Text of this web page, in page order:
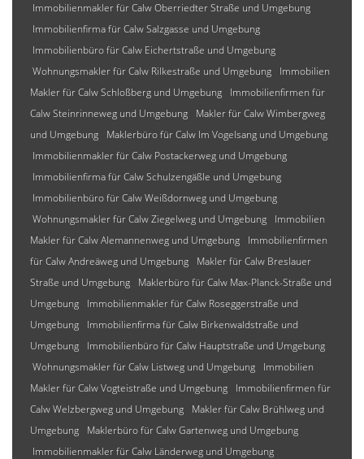
Immobilienmakler für Calw Oberriedter Straße und Umgebung
Immobilienfirma für Calw Salzgasse und Umgebung
Immobilienbüro für Calw Eichertstraße und Umgebung
Wohnungsmakler für Calw Rilkestraße und Umgebung
Immobilien
Makler für Calw Schloßberg und Umgebung
Immobilienfirmen für
Calw Steinrinneweg und Umgebung
Makler für Calw Wimbergweg
und Umgebung
Maklerbüro für Calw Im Vogelsang und Umgebung
Immobilienmakler für Calw Postackerweg und Umgebung
Immobilienfirma für Calw Schulzengäßle und Umgebung
Immobilienbüro für Calw Weißdornweg und Umgebung
Wohnungsmakler für Calw Ziegelweg und Umgebung
Immobilien
Makler für Calw Alemannenweg und Umgebung
Immobilienfirmen
für Calw Andreäweg und Umgebung
Makler für Calw Breslauer
Straße und Umgebung
Maklerbüro für Calw Max-Planck-Straße und
Umgebung
Immobilienmakler für Calw Roseggerstraße und
Umgebung
Immobilienfirma für Calw Birkenwaldstraße und
Umgebung
Immobilienbüro für Calw Hauptstraße und Umgebung
Wohnungsmakler für Calw Listweg und Umgebung
Immobilien
Makler für Calw Vogteistraße und Umgebung
Immobilienfirmen für
Calw Welzbergweg und Umgebung
Makler für Calw Brühlweg und
Umgebung
Maklerbüro für Calw Gartenweg und Umgebung
Immobilienmakler für Calw Länderweg und Umgebung